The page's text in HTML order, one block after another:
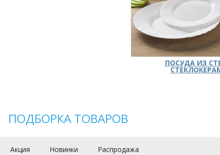
ПОСУДА ИЗ
ПОДБОРКА ТОВАРОВ
Акция Новинки Распродажа